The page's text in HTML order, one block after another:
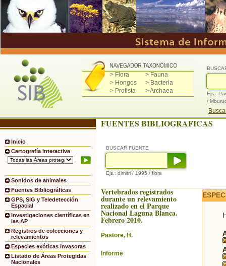
> Flora
> Fauna
> Hongos
> Bacteria
> Protista
> Archaea
Ejs.:
/
Inicio
Cartografía interactiva
Sonidos de animales
Fuentes Bibliográficas
GPS, SIG y Teledetección
Espacial
Investigaciones científicas en
las AP
Registros de colecciones y
relevamientos
Especies exóticas invasoras
Listado de Áreas Protegidas
Nacionales
FUENTES BIBLIOGRAFICAS
BUSCAR FUENTE
Ejs.: dimitri / 1995 / flora
Vertebrados registrados
durante un relevamiento
realizado en el Parque
Nacional Laguna Blanca.
Febrero 2010.
Pastore, H.
Informe